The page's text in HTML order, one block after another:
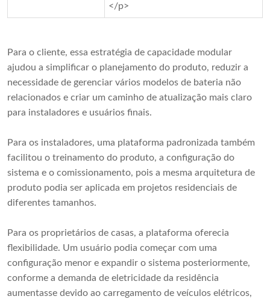
</p>
Para o cliente, essa estratégia de capacidade modular
ajudou a simplificar o planejamento do produto, reduzir a
necessidade de gerenciar vários modelos de bateria não
relacionados e criar um caminho de atualização mais claro
para instaladores e usuários finais.
Para os instaladores, uma plataforma padronizada também
facilitou o treinamento do produto, a configuração do
sistema e o comissionamento, pois a mesma arquitetura de
produto podia ser aplicada em projetos residenciais de
diferentes tamanhos.
Para os proprietários de casas, a plataforma oferecia
flexibilidade. Um usuário podia começar com uma
configuração menor e expandir o sistema posteriormente,
conforme a demanda de eletricidade da residência
aumentasse devido ao carregamento de veículos elétricos,